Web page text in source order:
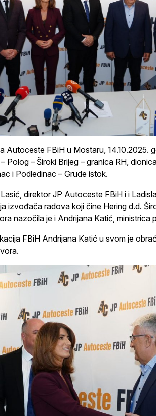
Autoceste FBiH u Mostaru, 14.10.2025.
Polog – Široki Brijeg – granica RH,
i Podledinac – Grude istok.
direktor JP Autoceste FBiH i i
izvođača radova koji čine Hering d.d.
nazočila je i Andrijana Katić, ministrica
FBiH Andrijana Katić u svom je